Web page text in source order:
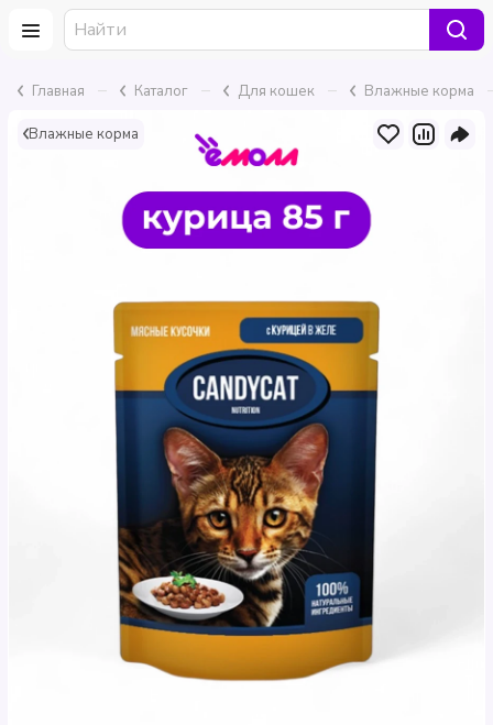
Главная – Каталог – Для кошек – Влажные корма
Влажные корма